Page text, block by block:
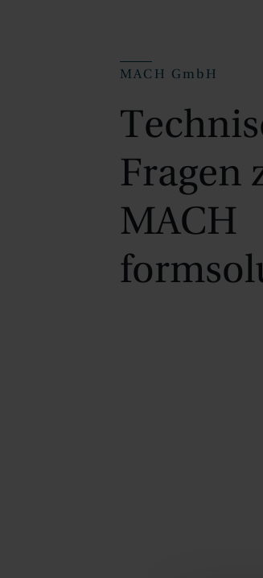
MACH GmbH
Fragen
MACH